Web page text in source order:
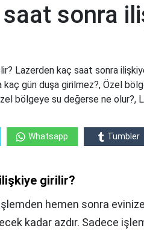
sonra
Lazerden kaç saat sonra
kaç gün duşa girilmez?, Özel
bölgeye su değerse ne olur?,
Whatsapp Tumbler
girilir?
hemen sonra
kadar azdır. Sadece